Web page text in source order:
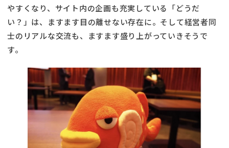
やすくなり、サイト内の企画も充実している「どうだ
い？」は、ますます目の離せない存在に。そして経営者同
士のリアルな交流も、ますます盛り上がっていきそうで
す。